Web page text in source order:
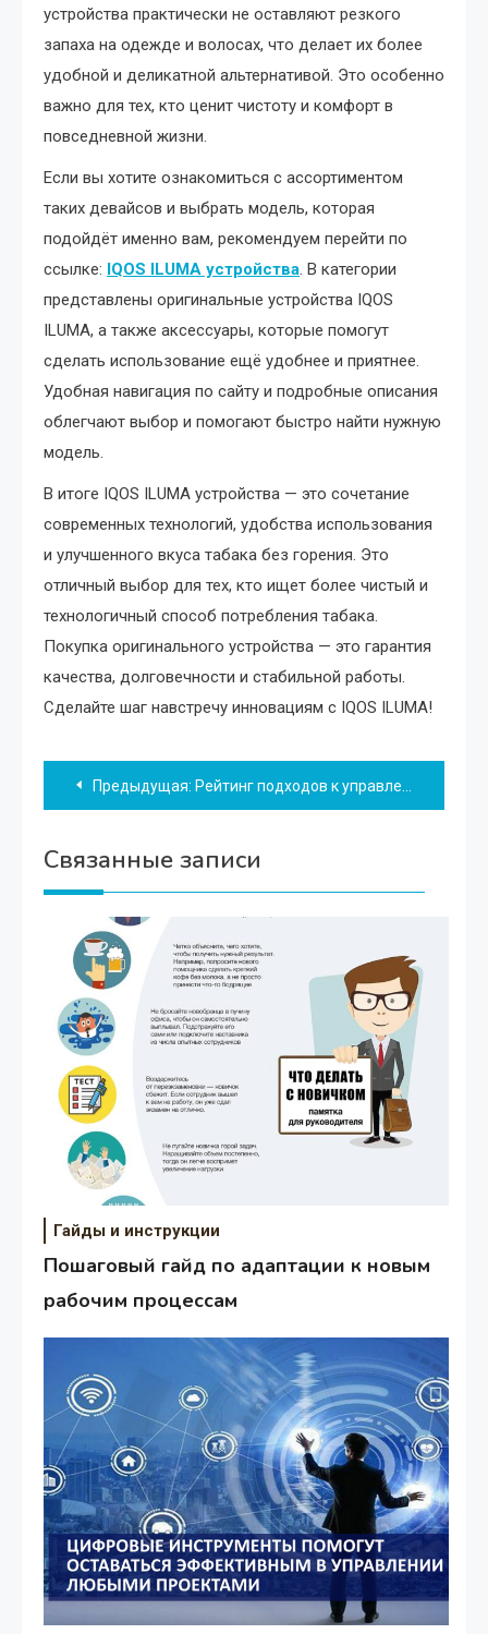
устройства практически не оставляют резкого
запаха на одежде и волосах, что делает их более
удобной и деликатной альтернативой. Это особенно
важно для тех, кто ценит чистоту и комфорт в
повседневной жизни.
Если вы хотите ознакомиться с ассортиментом
таких девайсов и выбрать модель, которая
подойдёт именно вам, рекомендуем перейти по
ссылке: IQOS ILUMA устройства. В категории
представлены оригинальные устройства IQOS
ILUMA, а также аксессуары, которые помогут
сделать использование ещё удобнее и приятнее.
Удобная навигация по сайту и подробные описания
облегчают выбор и помогают быстро найти нужную
модель.
В итоге IQOS ILUMA устройства — это сочетание
современных технологий, удобства использования
и улучшенного вкуса табака без горения. Это
отличный выбор для тех, кто ищет более чистый и
технологичный способ потребления табака.
Покупка оригинального устройства — это гарантия
качества, долговечности и стабильной работы.
Сделайте шаг навстречу инновациям с IQOS ILUMA!
Навигация
по
записям
Предыдущая: Рейтинг подходов к управлению рабочим временем
Связанные записи
Гайды и инструкции
Пошаговый гайд по адаптации к новым
рабочим процессам